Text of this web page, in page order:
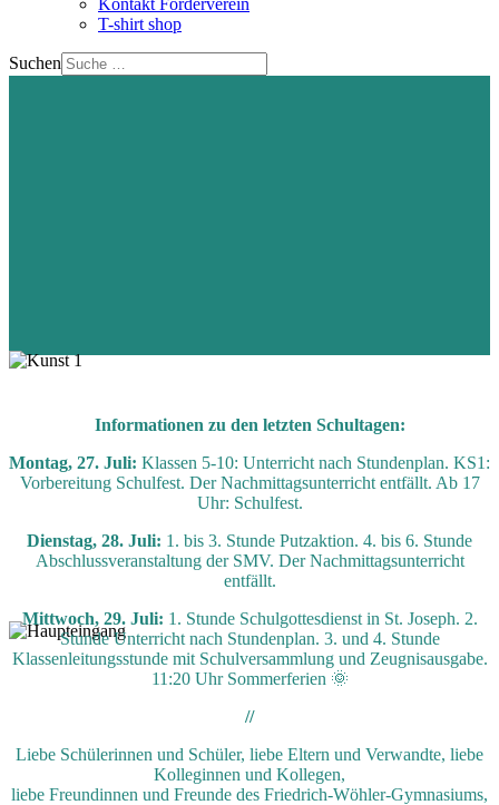
Kontakt Förderverein
T-shirt shop
Suchen
Informationen zu den letzten Schultagen:
Montag, 27. Juli: Klassen 5-10: Unterricht nach Stundenplan. KS1:
Vorbereitung Schulfest. Der Nachmittagsunterricht entfällt. Ab 17
Uhr: Schulfest.
Dienstag, 28. Juli: 1. bis 3. Stunde Putzaktion. 4. bis 6. Stunde
Abschlussveranstaltung der SMV. Der Nachmittagsunterricht
entfällt.
Mittwoch, 29. Juli: 1. Stunde Schulgottesdienst in St. Joseph. 2.
Stunde Unterricht nach Stundenplan. 3. und 4. Stunde
Klassenleitungsstunde mit Schulversammlung und Zeugnisausgabe.
11:20 Uhr Sommerferien 🌞
//
Liebe Schülerinnen und Schüler, liebe Eltern und Verwandte, liebe
Kolleginnen und Kollegen,
liebe Freundinnen und Freunde des Friedrich-Wöhler-Gymnasiums,